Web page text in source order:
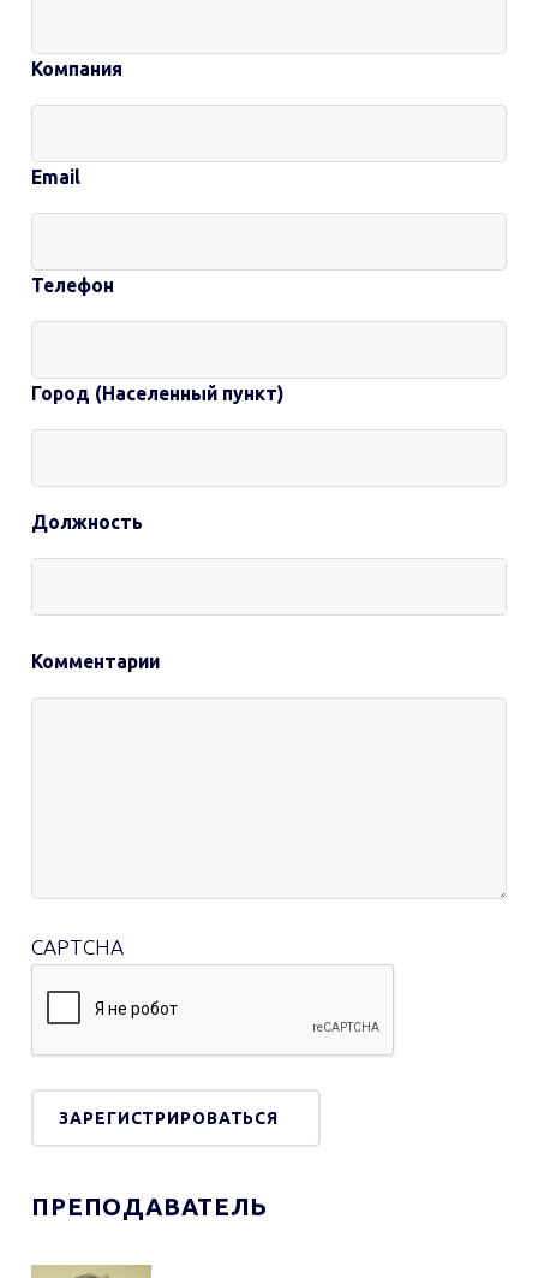
Компания
Email
Телефон
Город (Населенный пункт)
Должность
Комментарии
CAPTCHA
ПРЕПОДАВАТЕЛЬ